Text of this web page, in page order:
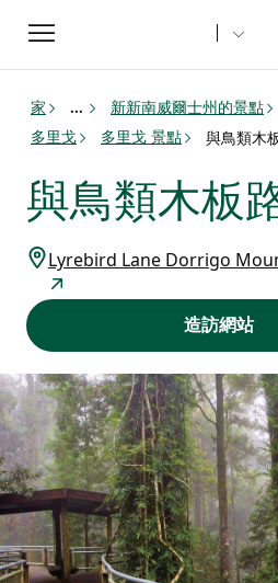
Toggle
navigation
家 ... 新新南威爾士州的景點
多里戈
多里戈 景點 與鳥類木
與鳥類木板
Lyrebird Lane Dorrigo
造訪網站